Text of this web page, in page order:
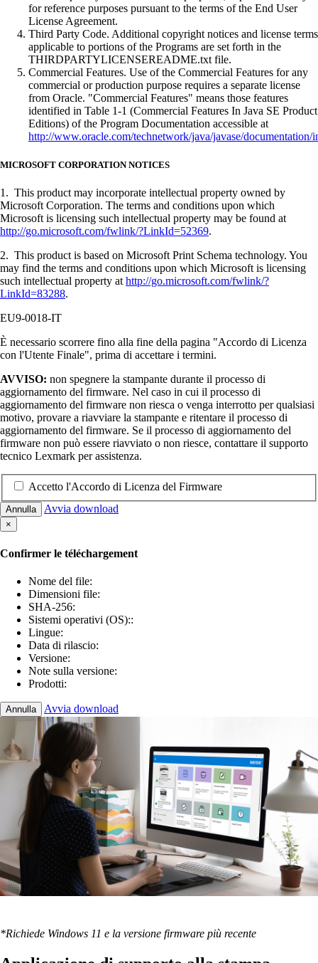
for reference purposes pursuant to the terms of the End User
License Agreement.
Third Party Code. Additional copyright notices and license terms
applicable to portions of the Programs are set forth in the
THIRDPARTYLICENSEREADME.txt file.
Commercial Features. Use of the Commercial Features for any
commercial or production purpose requires a separate license
from Oracle. "Commercial Features" means those features
identified in Table 1-1 (Commercial Features In Java SE Product
Editions) of the Program Documentation accessible at
http://www.oracle.com/technetwork/java/javase/documentation/
MICROSOFT CORPORATION NOTICES
1. This product may incorporate intellectual property owned by
Microsoft Corporation. The terms and conditions upon which
Microsoft is licensing such intellectual property may be found at
http://go.microsoft.com/fwlink/?LinkId=52369.
2. This product is based on Microsoft Print Schema technology. You
may find the terms and conditions upon which Microsoft is licensing
such intellectual property at http://go.microsoft.com/fwlink/?
LinkId=83288.
EU9-0018-IT
È necessario scorrere fino alla fine della pagina "Accordo di Licenza
con l'Utente Finale", prima di accettare i termini.
AVVISO: non spegnere la stampante durante il processo di
aggiornamento del firmware. Nel caso in cui il processo di
aggiornamento del firmware non riesca o venga interrotto per qualsiasi
motivo, provare a riavviare la stampante e ritentare il processo di
aggiornamento del firmware. Se il processo di aggiornamento del
firmware non può essere riavviato o non riesce, contattare il supporto
tecnico Lexmark per assistenza.
Accetto l'Accordo di Licenza del Firmware
Annulla Avvia download
×
Confirmer le téléchargement
Nome del file:
Dimensioni file:
SHA-256:
Sistemi operativi (OS)::
Lingue:
Data di rilascio:
Versione:
Note sulla versione:
Prodotti:
Annulla Avvia download
*Richiede Windows 11 e la versione firmware più recente